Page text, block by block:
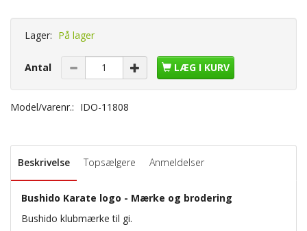
Lager: På lager
Antal LÆG I KURV
Model/varenr.: IDO-11808
Beskrivelse Topsælgere Anmeldelser
Bushido Karate logo - Mærke og brodering
Bushido klubmærke til gi.